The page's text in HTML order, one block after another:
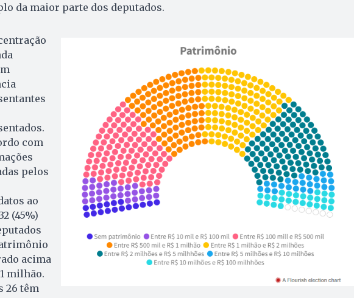
da maior parte dos deputados.
com
pelos
ao
(45%)
acima
milhão.
26 têm